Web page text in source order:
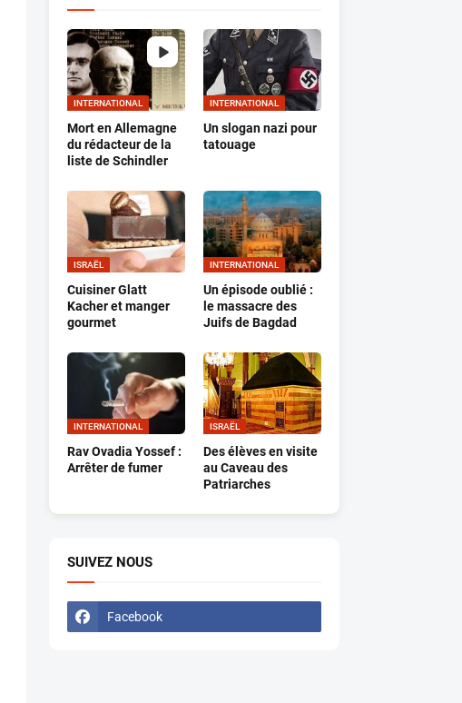
INTERNATIONAL
Mort en Allemagne
du rédacteur de la
liste de Schindler
INTERNATIONAL
Un slogan nazi pour
tatouage
ISRAËL
Cuisiner Glatt
Kacher et manger
gourmet
INTERNATIONAL
Un épisode oublié :
le massacre des
Juifs de Bagdad
INTERNATIONAL
Rav Ovadia Yossef :
Arrêter de fumer
ISRAËL
Des élèves en visite
au Caveau des
Patriarches
SUIVEZ NOUS
Facebook